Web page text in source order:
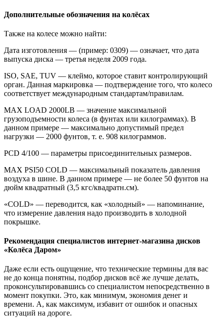
Дополнительные обозначения на колёсах
Также на колесе можно найти:
Дата изготовления — (пример: 0309) — означает, что дата
выпуска диска — третья неделя 2009 года.
ISO, SAE, TUV — клеймо, которое ставит контролирующий
орган. Данная маркировка — подтверждение того, что колесо
соответствует международным стандартам/правилам.
MAX LOAD 2000LB — значение максимальной
грузоподъемности колеса (в фунтах или килограммах). В
данном примере — максимально допустимый предел
нагрузки — 2000 фунтов, т. е. 908 килограммов.
PCD 4/100 — параметры присоединительных размеров.
MAX PSI50 COLD — максимальный показатель давления
воздуха в шине. В данном примере — не более 50 фунтов на
дюйм квадратный (3,5 кгс/квадратн.см).
«COLD» — переводится, как «холодный» — напоминание,
что измерение давления надо производить в холодной
покрышке.
Рекомендация специалистов интернет-магазина дисков
«Колёса Даром»
Даже если есть ощущение, что технические термины для вас
не до конца понятны, подбор дисков всё же лучше делать,
проконсультировавшись со специалистом непосредственно в
момент покупки. Это, как минимум, экономия денег и
времени. А, как максимум, избавит от ошибок и опасных
ситуаций на дороге.